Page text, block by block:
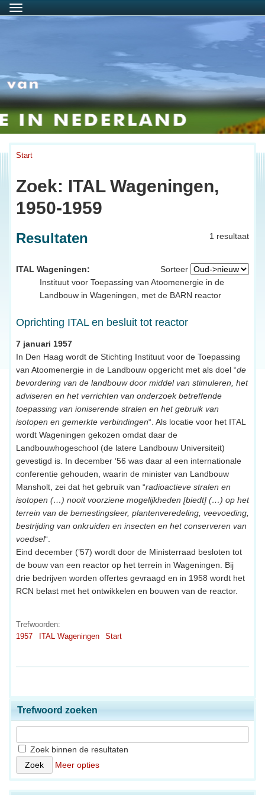
Menu
Start
Zoek: ITAL Wageningen,
1950-1959
1 resultaat
Resultaten
Sorteer
ITAL Wageningen:
Instituut voor Toepassing van Atoomenergie in de
Landbouw in Wageningen, met de BARN reactor
Oprichting ITAL en besluit tot reactor
7 januari 1957
In Den Haag wordt de Stichting Instituut voor de Toepassing
van Atoomenergie in de Landbouw opgericht met als doel “de
bevordering van de landbouw door middel van stimuleren, het
adviseren en het verrichten van onderzoek betreffende
toepassing van ioniserende stralen en het gebruik van
isotopen en gemerkte verbindingen“. Als locatie voor het ITAL
wordt Wageningen gekozen omdat daar de
Landbouwhogeschool (de latere Landbouw Universiteit)
gevestigd is. In december ‘56 was daar al een internationale
conferentie gehouden, waarin de minister van Landbouw
Mansholt, zei dat het gebruik van “radioactieve stralen en
isotopen (…) nooit voorziene mogelijkheden [biedt] (…) op het
terrein van de bemestingsleer, plantenveredeling, veevoeding,
bestrijding van onkruiden en insecten en het conserveren van
voedsel“.
Eind december (’57) wordt door de Ministerraad besloten tot
de bouw van een reactor op het terrein in Wageningen. Bij
drie bedrijven worden offertes gevraagd en in 1958 wordt het
RCN belast met het ontwikkelen en bouwen van de reactor.
Trefwoorden:
1957
ITAL Wageningen Start
Trefwoord zoeken
Zoek binnen de resultaten
Meer opties